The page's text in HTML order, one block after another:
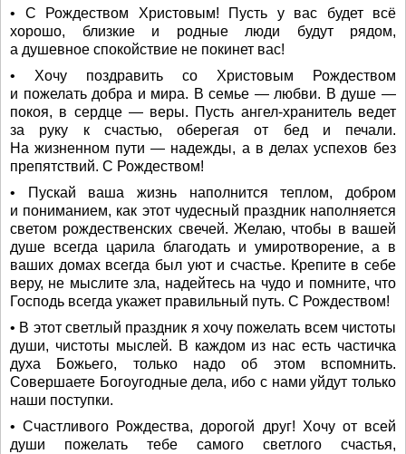
• С Рождеством Христовым! Пусть у вас будет всё
хорошо, близкие и родные люди будут рядом,
а душевное спокойствие не покинет вас!
• Хочу поздравить со Христовым Рождеством
и пожелать добра и мира. В семье — любви. В душе —
покоя, в сердце — веры. Пусть ангел-хранитель ведет
за руку к счастью, оберегая от бед и печали.
На жизненном пути — надежды, а в делах успехов без
препятствий. С Рождеством!
• Пускай ваша жизнь наполнится теплом, добром
и пониманием, как этот чудесный праздник наполняется
светом рождественских свечей. Желаю, чтобы в вашей
душе всегда царила благодать и умиротворение, а в
ваших домах всегда был уют и счастье. Крепите в себе
веру, не мыслите зла, надейтесь на чудо и помните, что
Господь всегда укажет правильный путь. С Рождеством!
• В этот светлый праздник я хочу пожелать всем чистоты
души, чистоты мыслей. В каждом из нас есть частичка
духа Божьего, только надо об этом вспомнить.
Совершаете Богоугодные дела, ибо с нами уйдут только
наши поступки.
• Счастливого Рождества, дорогой друг! Хочу от всей
души пожелать тебе самого светлого счастья,